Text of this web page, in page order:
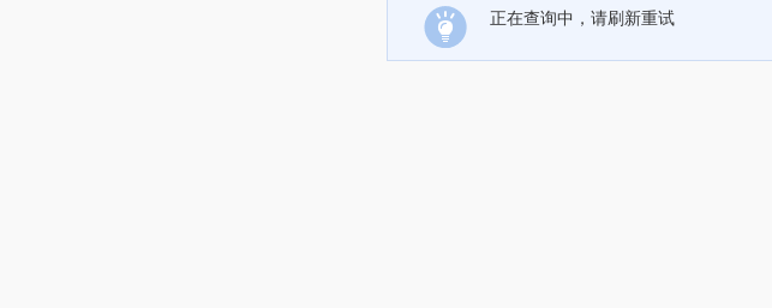
正在查询中，请刷新重试